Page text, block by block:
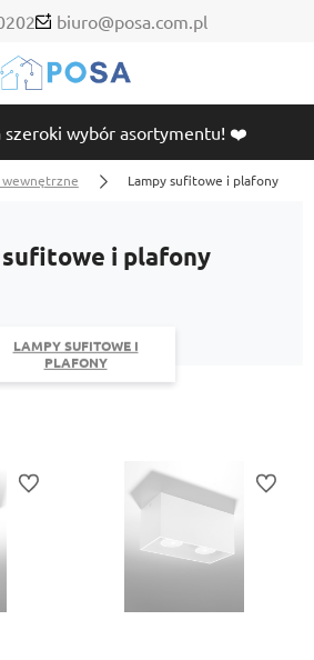
biuro@posa.com.pl
szeroki wybór asortymentu! ❤️
wewnętrzne Lampy sufitowe i plafony
sufitowe i plafony
LAMPY SUFITOWE I
PLAFONY
Do ulubionych Do